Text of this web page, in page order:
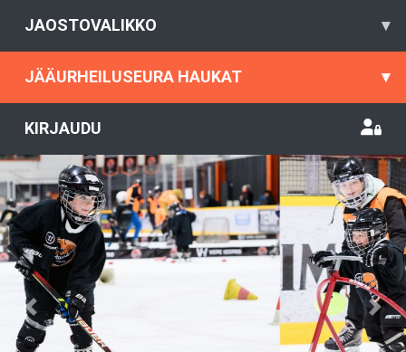
JAOSTOVALIKKO ▾
JÄÄURHEILUSEURA HAUKAT ▾
KIRJAUDU
Previous